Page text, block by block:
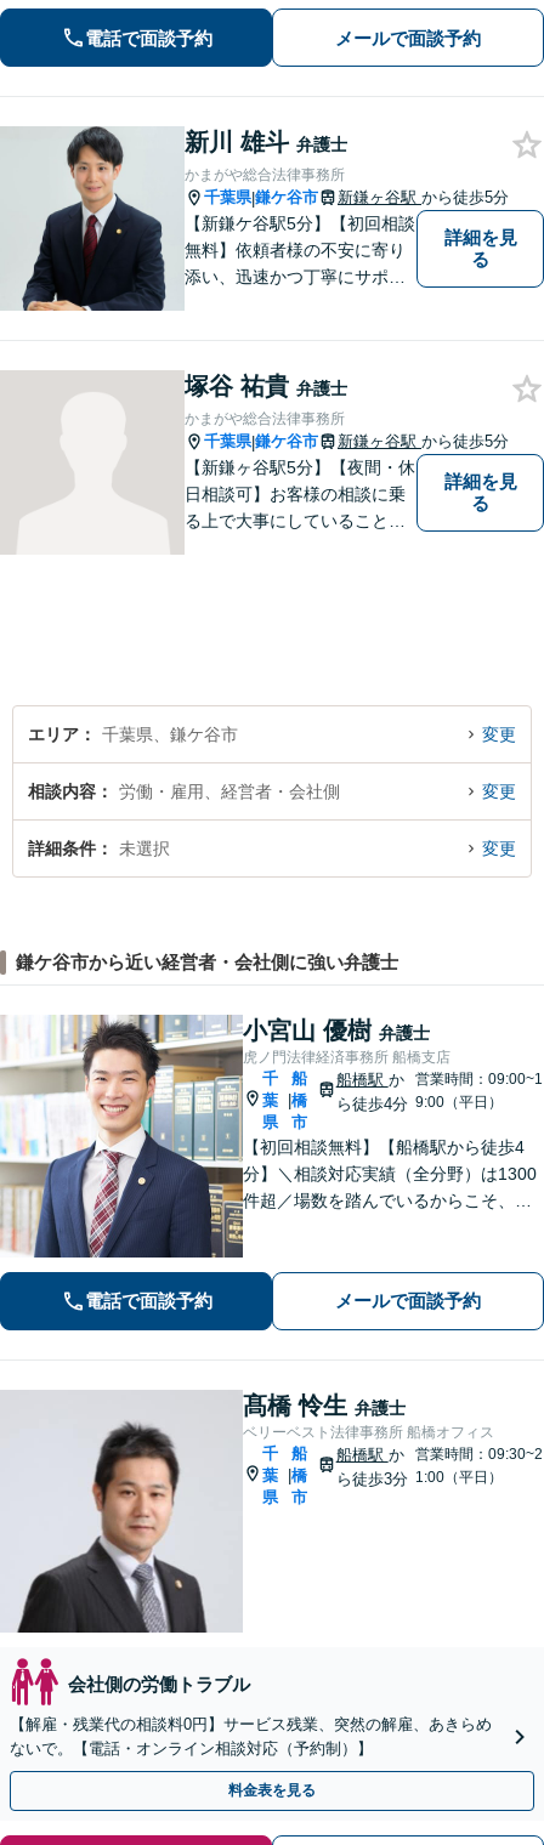
養育費まで幅広く対応。明るい未来へ
向けた新たな一歩を、弁護士が丁寧に
サポートします。お気軽にご相談くだ
電話で面談予約 メールで面談予約
新川 雄斗 弁護士
かまがや総合法律事務所
千葉県|鎌ケ谷市 新鎌ヶ谷駅 から徒歩5分
【新鎌ケ谷駅5分】【初回相談
無料】依頼者様の不安に寄り
添い、迅速かつ丁寧にサポー
ます！お困りごとがございま
したら、どうぞお気軽にご相
談ください。
詳細を見
る
塚谷 祐貴 弁護士
かまがや総合法律事務所
千葉県|鎌ケ谷市 新鎌ヶ谷駅 から徒歩5分
【新鎌ヶ谷駅5分】【夜間・休
日相談可】お客様の相談に乗
る上で大事にしていることは
て参ります。
詳細を見
る
エリア 千葉県、鎌ケ谷市 変更
相談内容 労働・雇用、経営者・会社側 変更
詳細条件 未選択 変更
鎌ケ谷市から近い経営者・会社側に強い弁護士
小宮山 優樹 弁護士
虎ノ門法律経済事務所 船橋支店
千
葉
県
船
橋
市
船橋駅 か
ら徒歩4分
営業時間：09:00~1
9:00（平日）
【初回相談無料】【船橋駅から徒歩4
分】＼相談対応実績（全分野）は1300
件超／場数を踏んでいるからこそ、相
ます。離婚問題・刑事事件・相続遺言
などでお悩みの方はお気軽にご相談く
ださい。
電話で面談予約 メールで面談予約
髙橋 怜生 弁護士
ベリーベスト法律事務所 船橋オフィス
千
葉
県
船
橋
市
船橋駅 か
ら徒歩3分
営業時間：09:30~2
1:00（平日）
会社側の労働トラブル
【解雇・残業代の相談料0円】サービス残業、突然の解雇、あきらめ
ないで。【電話・オンライン相談対応（予約制）】
料金表を見る